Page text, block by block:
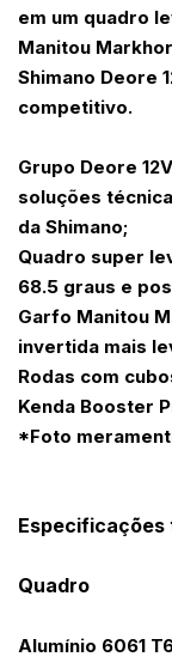
em um quadro
Manitou
Shimano Deore
competitivo.
Grupo Deore
soluções
da Shimano;
Quadro super
68.5 graus e
Garfo Manitou
invertida mais
Rodas com
Kenda Booster
*Foto
Especificações
Quadro
Alumínio 6061